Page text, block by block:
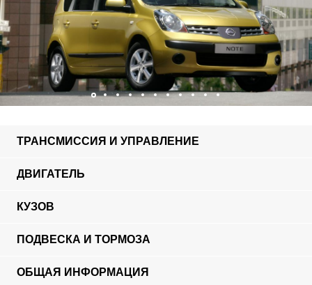
ТРАНСМИССИЯ И УПРАВЛЕНИЕ
ДВИГАТЕЛЬ
КУЗОВ
ПОДВЕСКА И ТОРМОЗА
ОБЩАЯ ИНФОРМАЦИЯ